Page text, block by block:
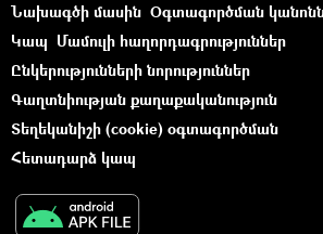
Նախագծի մասին Օգտագործման
Կապ Մամուլի հաղորդագրություններ
Ընկերությունների նորություններ
Գաղտնիության քաղաքականություն
Տեղեկանիշի (cookie) օգտագործման
Հետադարձ կապ